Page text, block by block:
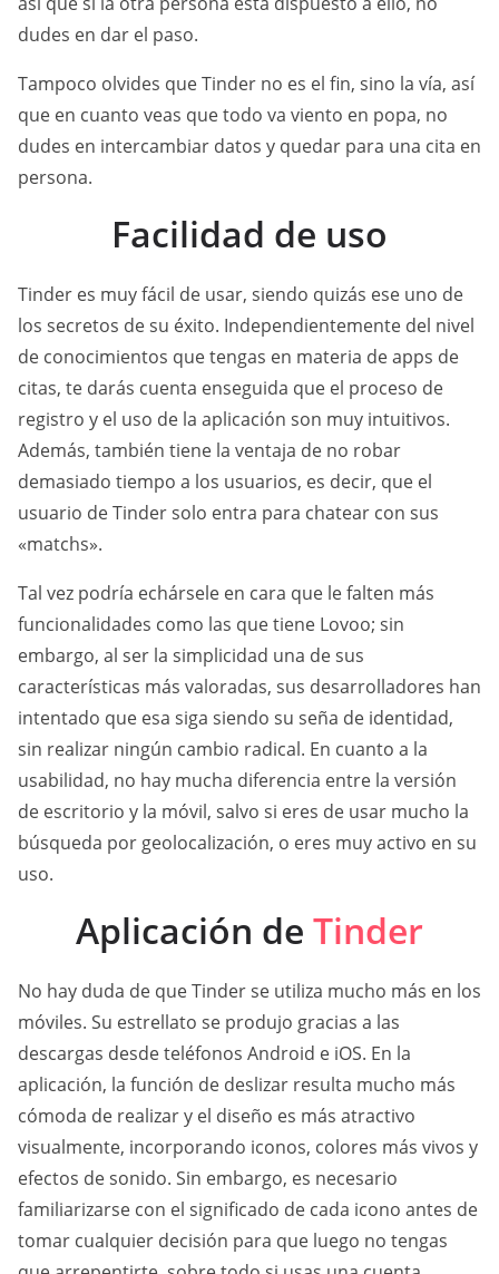
dudes en dar el paso.
Tampoco olvides que Tinder no es el fin, sino la vía, así
que en cuanto veas que todo va viento en popa, no
dudes en intercambiar datos y quedar para una cita en
persona.
Facilidad de uso
Tinder es muy fácil de usar, siendo quizás ese uno de
los secretos de su éxito. Independientemente del nivel
de conocimientos que tengas en materia de apps de
citas, te darás cuenta enseguida que el proceso de
registro y el uso de la aplicación son muy intuitivos.
Además, también tiene la ventaja de no robar
demasiado tiempo a los usuarios, es decir, que el
usuario de Tinder solo entra para chatear con sus
«matchs».
Tal vez podría echársele en cara que le falten más
funcionalidades como las que tiene Lovoo; sin
embargo, al ser la simplicidad una de sus
características más valoradas, sus desarrolladores han
intentado que esa siga siendo su seña de identidad,
sin realizar ningún cambio radical. En cuanto a la
usabilidad, no hay mucha diferencia entre la versión
de escritorio y la móvil, salvo si eres de usar mucho la
búsqueda por geolocalización, o eres muy activo en su
uso.
Aplicación de Tinder
No hay duda de que Tinder se utiliza mucho más en los
móviles. Su estrellato se produjo gracias a las
descargas desde teléfonos Android e iOS. En la
aplicación, la función de deslizar resulta mucho más
cómoda de realizar y el diseño es más atractivo
visualmente, incorporando iconos, colores más vivos y
efectos de sonido. Sin embargo, es necesario
familiarizarse con el significado de cada icono antes de
tomar cualquier decisión para que luego no tengas